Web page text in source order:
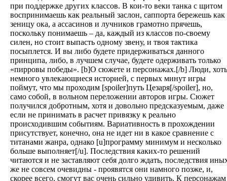
при поддержке других классов. В кои-то веки танка с щитом
воспринимаешь как реальный заслон, саппорта бережешь как
зеницу ока, а ассасинов и лучников грамотно прячешь,
поскольку понимаешь – да, каждый из классов по-своему
силен, но стоит выпасть одному звену, и твоя тактика
посыплется. И вы либо будете придерживаться данного
принципа, либо, в лучшем случае, будете одерживать только
«пирровы победы». [b]О сюжете и персонажах.[/b] Люди, хоть
немного увлекающиеся историей, с первых минут игры
поймут, что мы проходим [spoiler]путь Цезаря[/spoiler], но,
само собой, в вольном переложении авторов игры. Сюжет
получился добротным, хотя и довольно предсказуемым, даже
если не принимать в расчет привязку к реально
происходившим событиям. Вариативность в прохождении
присутствует, конечно, она не идет ни в какое сравнение с
титанами жанра, однако [u]программу минимум и несколько
больше выполняет[/u]. Последствия каких-то решений
читаются и не заставляют себя долго ждать, последствия
же не совсем очевидны - проявятся они намного позже, и,
скорее всего, смогут вас очень сильно удивить. К персонажам